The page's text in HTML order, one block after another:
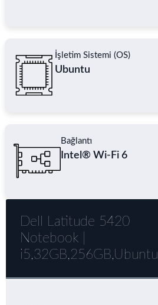
İşletim Sistemi (OS)
Ubuntu
Bağlantı
Intel® Wi-Fi 6
Dell Latitude 5420
Notebook |
i5,32GB,256GB,Ubuntu